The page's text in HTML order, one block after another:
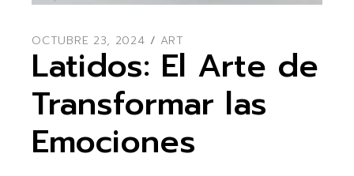
OCTUBRE 23, 2024 ART
Latidos: El Arte de
Transformar las
Emociones